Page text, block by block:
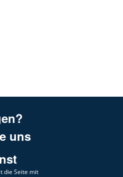
uns
die Seite mit